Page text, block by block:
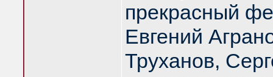
прекрасный
Евгений
Труханов,